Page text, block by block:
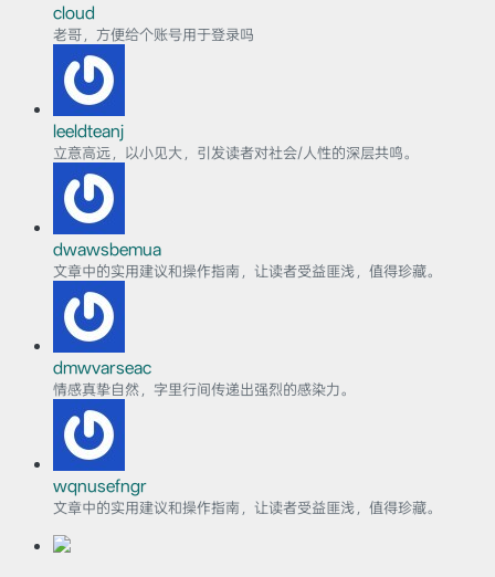
cloud
老哥，方便给个账号用于登录吗
leeldteanj
立意高远，以小见大，引发读者对社会/人性的深层共鸣。
dwawsbemua
文章中的实用建议和操作指南，让读者受益匪浅，值得珍藏。
dmwvarseac
情感真挚自然，字里行间传递出强烈的感染力。
wqnusefngr
文章中的实用建议和操作指南，让读者受益匪浅，值得珍藏。